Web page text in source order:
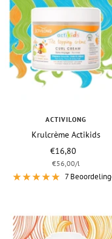
ACTIVILONG
Krulcrème Actikids
Vraagprijs
€16,80
€56,00/l
7